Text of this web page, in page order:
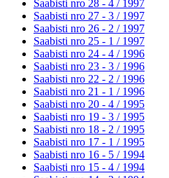
Saabisti nro 28 - 4 / 1997
Saabisti nro 27 - 3 / 1997
Saabisti nro 26 - 2 / 1997
Saabisti nro 25 - 1 / 1997
Saabisti nro 24 - 4 / 1996
Saabisti nro 23 - 3 / 1996
Saabisti nro 22 - 2 / 1996
Saabisti nro 21 - 1 / 1996
Saabisti nro 20 - 4 / 1995
Saabisti nro 19 - 3 / 1995
Saabisti nro 18 - 2 / 1995
Saabisti nro 17 - 1 / 1995
Saabisti nro 16 - 5 / 1994
Saabisti nro 15 - 4 / 1994